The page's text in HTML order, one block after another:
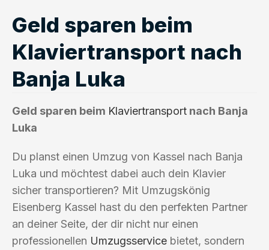
Geld sparen beim
Klaviertransport nach
Banja Luka
Geld sparen beim Klaviertransport nach Banja
Luka
Du planst einen Umzug von Kassel nach Banja
Luka und möchtest dabei auch dein Klavier
sicher transportieren? Mit Umzugskönig
Eisenberg Kassel hast du den perfekten Partner
an deiner Seite, der dir nicht nur einen
professionellen Umzugsservice bietet, sondern